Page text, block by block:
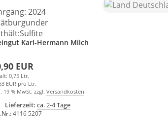
2024
Karl-Hermann Milch
EUR
0,75 Ltr.
EUR pro Ltr.
19 % MwSt. zzgl. Versandkosten
Lieferzeit: ca. 2-4 Tage
4116 5207